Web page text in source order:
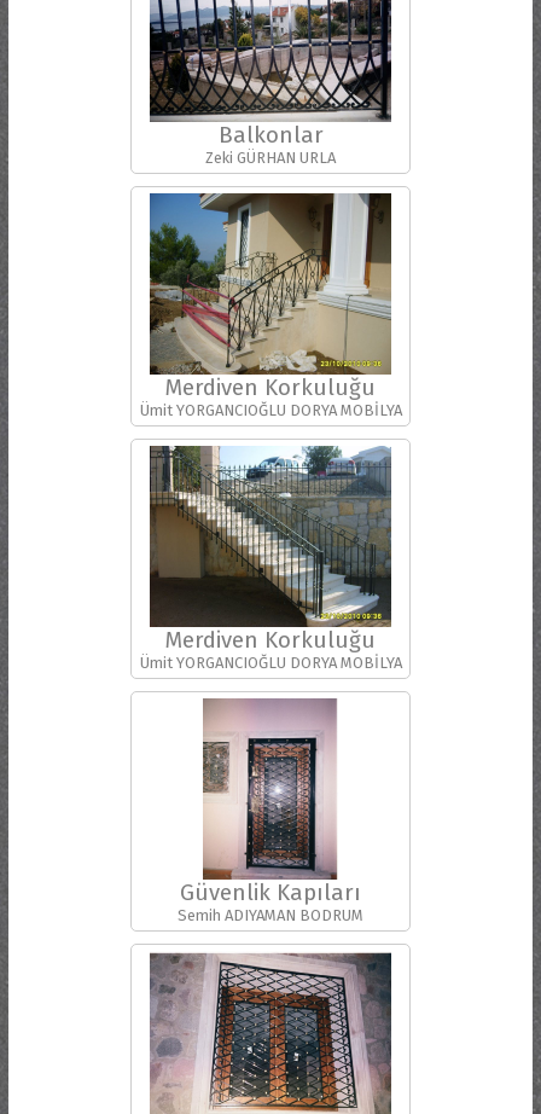
Balkonlar
Zeki GÜRHAN URLA
Merdiven Korkuluğu
Ümit YORGANCIOĞLU DORYA MOBİLYA
Merdiven Korkuluğu
Ümit YORGANCIOĞLU DORYA MOBİLYA
Güvenlik Kapıları
Semih ADIYAMAN BODRUM